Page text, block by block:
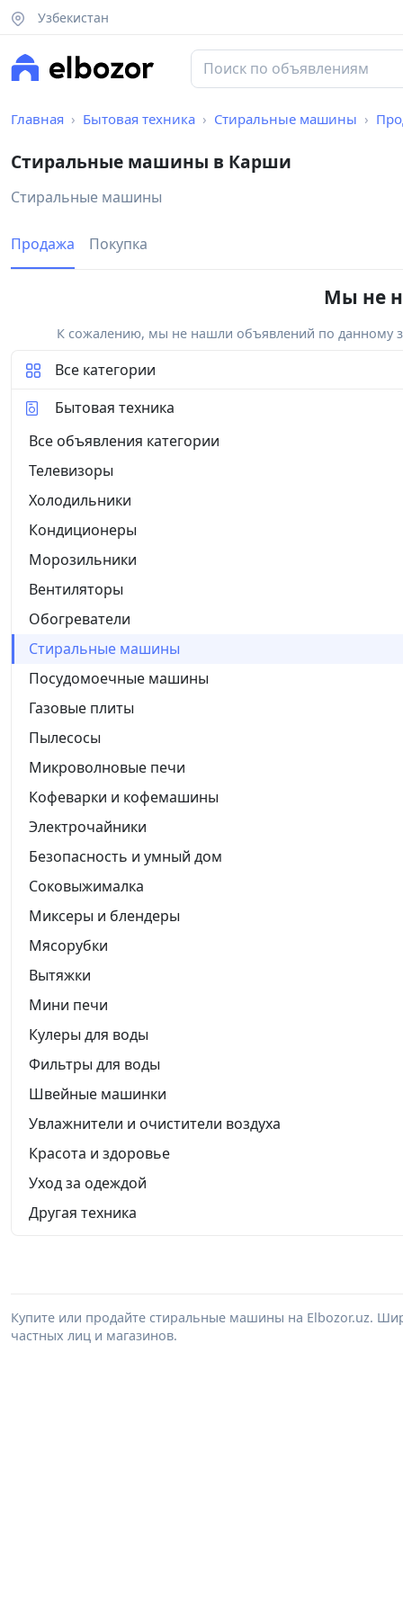
Узбекистан
Главная Бытовая техника Стиральные машины
Стиральные машины в Карши
Стиральные машины
Продажа Покупка
Мы не
К сожалению, мы не нашли объявлений по данному
Все категории
Бытовая техника
Все объявления категории
Телевизоры
Холодильники
Кондиционеры
Морозильники
Вентиляторы
Обогреватели
Стиральные машины
Посудомоечные машины
Газовые плиты
Пылесосы
Микроволновые печи
Кофеварки и кофемашины
Электрочайники
Безопасность и умный дом
Соковыжималка
Миксеры и блендеры
Мясорубки
Вытяжки
Мини печи
Кулеры для воды
Фильтры для воды
Швейные машинки
Увлажнители и очистители воздуха
Красота и здоровье
Уход за одеждой
Другая техника
Купите или продайте стиральные машины на Elbozor.uz.
частных лиц и магазинов.